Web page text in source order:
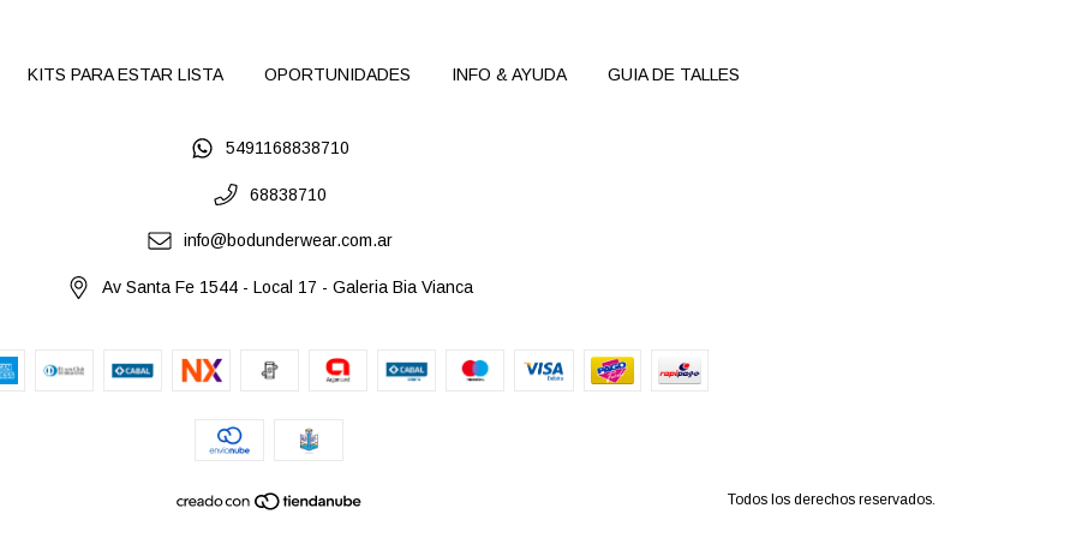
KITS PARA ESTAR LISTA OPORTUNIDADES INFO & AYUDA GUIA DE TALLES
5491168838710
68838710
info@bodunderwear.com.ar
Av Santa Fe 1544 - Local 17 - Galeria Bia Vianca
Todos los derechos reservados.